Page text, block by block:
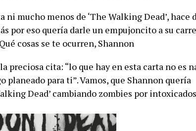
mucho menos de ‘The Walking Dead’, hace
por eso quería darle un empujoncito a su
cosas se te ocurren, Shannon
preciosa cita: “lo que hay en esta carta no es
planeado para ti”. Vamos, que Shannon quería
Dead’ cambiando zombies por